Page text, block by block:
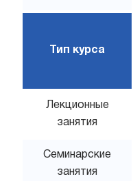
Тип курса
Лекционные
занятия
Семинарские
занятия